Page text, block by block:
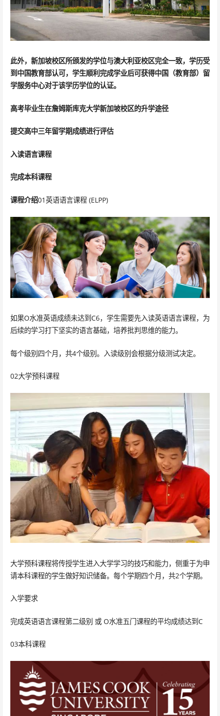
此外，新加坡校区所颁发的学位与澳大利亚校区完全一致，学历受
到中国教育部认可，学生顺利完成学业后可获得中国（教育部）留
学服务中心对于该学历学位的认证。
高考毕业生在詹姆斯库克大学新加坡校区的升学途径
提交高中三年留学期成绩进行评估
入读语言课程
完成本科课程
课程介绍01英语语言课程 (ELPP)
如果O水准英语成绩未达到C6，学生需要先入读英语语言课程，为
后续的学习打下坚实的语言基础，培养批判思维的能力。
每个级别四个月，共4个级别。入读级别会根据分级测试决定。
02大学预科课程
大学预科课程将传授学生进入大学学习的技巧和能力，侧重于为申
请本科课程的学生做好知识储备。每个学期四个月，共2个学期。
入学要求
完成英语语言课程第二级别 或 O水准五门课程的平均成绩达到C
03本科课程